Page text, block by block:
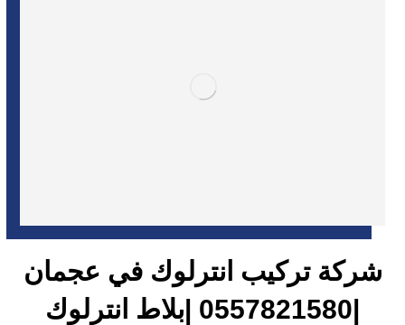
شركة تركيب انترلوك في عجمان
|0557821580 |بلاط انترلوك